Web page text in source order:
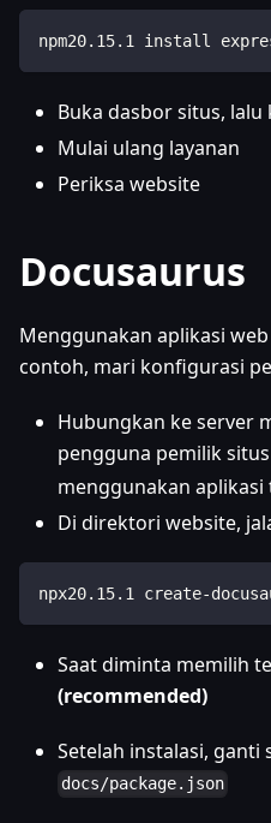
npm20. 15.1 install
Buka dasbor situs, lalu
Mulai ulang layanan
Periksa website
Docusaurus
Menggunakan aplikasi
contoh, mari konfigurasi
Hubungkan ke server
pengguna pemilik
menggunakan
Di direktori website,
npx20.15.1 create-
Saat diminta memilih
(recommended)
Setelah instalasi, ganti
docs/package.json